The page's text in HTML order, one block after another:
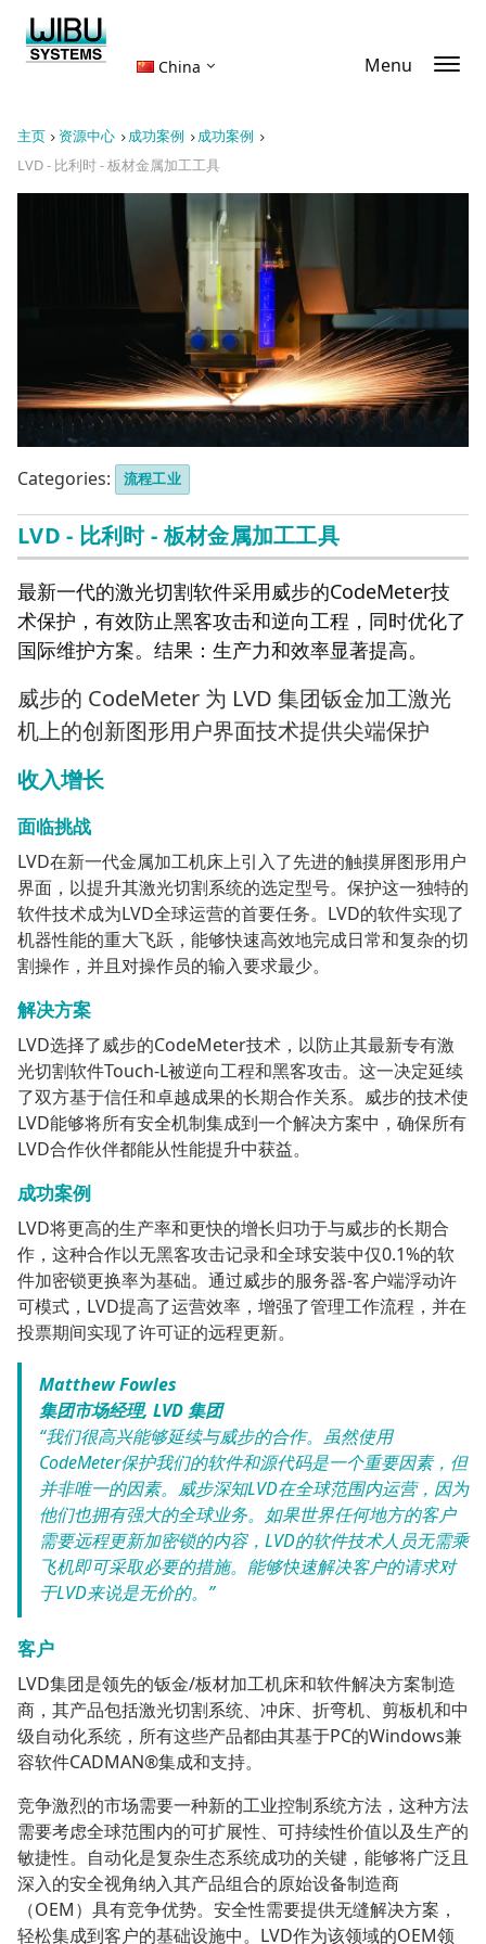
China Menu
主页 资源中心 成功案例
成功案例
LVD - 比利时 - 板材金属加工工具
Categories: 流程工业
LVD - 比利时 - 板材金属加工工具
最新一代的激光切割软件采用威步的CodeMeter技
术保护，有效防止黑客攻击和逆向工程，同时优化了
国际维护方案。结果：生产力和效率显著提高。
威步的 CodeMeter 为 LVD 集团钣金加工激光
机上的创新图形用户界面技术提供尖端保护
收入增长
面临挑战
LVD在新一代金属加工机床上引入了先进的触摸屏图形用户
界面，以提升其激光切割系统的选定型号。保护这一独特的
软件技术成为LVD全球运营的首要任务。LVD的软件实现了
机器性能的重大飞跃，能够快速高效地完成日常和复杂的切
割操作，并且对操作员的输入要求最少。
解决方案
LVD选择了威步的CodeMeter技术，以防止其最新专有激
光切割软件Touch-L被逆向工程和黑客攻击。这一决定延续
了双方基于信任和卓越成果的长期合作关系。威步的技术使
LVD能够将所有安全机制集成到一个解决方案中，确保所有
LVD合作伙伴都能从性能提升中获益。
成功案例
LVD将更高的生产率和更快的增长归功于与威步的长期合
作，这种合作以无黑客攻击记录和全球安装中仅0.1%的软
件加密锁更换率为基础。通过威步的服务器-客户端浮动许
可模式，LVD提高了运营效率，增强了管理工作流程，并在
投票期间实现了许可证的远程更新。
Matthew Fowles
集团市场经理, LVD 集团
“我们很高兴能够延续与威步的合作。虽然使用
CodeMeter保护我们的软件和源代码是一个重要因素，但
并非唯一的因素。威步深知LVD在全球范围内运营，因为
他们也拥有强大的全球业务。如果世界任何地方的客户
需要远程更新加密锁的内容，LVD的软件技术人员无需乘
飞机即可采取必要的措施。能够快速解决客户的请求对
于LVD来说是无价的。”
客户
LVD集团是领先的钣金/板材加工机床和软件解决方案制造
商，其产品包括激光切割系统、冲床、折弯机、剪板机和中
级自动化系统，所有这些产品都由其基于PC的Windows兼
容软件CADMAN®集成和支持。
竞争激烈的市场需要一种新的工业控制系统方法，这种方法
需要考虑全球范围内的可扩展性、可持续性价值以及生产的
敏捷性。自动化是复杂生态系统成功的关键，能够将广泛且
深入的安全视角纳入其产品组合的原始设备制造商
（OEM）具有竞争优势。安全性需要提供无缝解决方案，
轻松集成到客户的基础设施中。LVD作为该领域的OEM领